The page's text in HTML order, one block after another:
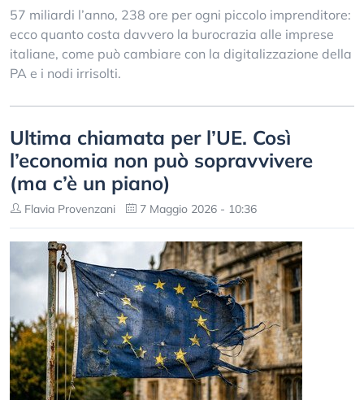
57 miliardi l’anno, 238 ore per ogni piccolo imprenditore:
ecco quanto costa davvero la burocrazia alle imprese
italiane, come può cambiare con la digitalizzazione della
PA e i nodi irrisolti.
Ultima chiamata per l’UE. Così
l’economia non può sopravvivere
(ma c’è un piano)
Flavia Provenzani 7 Maggio 2026 - 10:36